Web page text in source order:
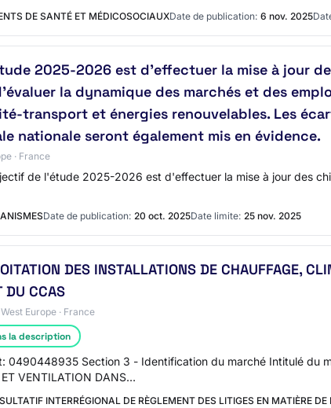
DE SANTÉ ET MÉDICOSOCIAUXDate de publication: 6 nov. 2025
2025-2026 est d'effectuer la mise à jour
la dynamique des marchés et des
transport et énergies renouvelables. Les
nationale seront également mis en évidence.
· France
de l'étude 2025-2026 est d'effectuer la mise à jour des
Date de publication: 20 oct. 2025Date limite: 25 nov. 2025
DES INSTALLATIONS DE CHAUFFAGE,
DU CCAS
Europe · France
la description
Section 3 - Identification du marché Intitulé du
VENTILATION DANS…
INTERRÉGIONAL DE RÈGLEMENT DES LITIGES EN MATIÈRE